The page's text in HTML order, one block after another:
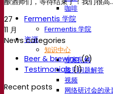
咖啡
Fermentis 学院
Fermentis 学院
资源
知识中心
专家见解
常见问题解答
视频
网络研讨会的录
27
11 月
News categories
Beer & brewing(2)
Testimonials(1)
Recent posts